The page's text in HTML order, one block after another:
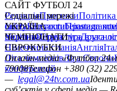
САЙТ ФУТБОЛ 24
РедакціяПрогнозиПолітика
сайтуКонтактиПравила
політикаСтруктура
Соціальні мережі
facebookxyoutubeinstagram
УКРАЇНА
УкраїнаПерша лігаДруга
ЧЕМПІОНАТИ
НімеччинаІспаніяАнглія
ЄВРОКУБКИ
Ліга чемпіонівЛіга Європи
конференцій
Онлайн-медіа «Футбол 24»
79008Телефон +380 (32)
— legal@24tv.com.ua